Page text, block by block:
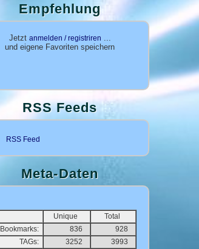
Empfehlung
Jetzt anmelden / registriren
und eigene Favoriten speichern
RSS Feeds
RSS Feed
Meta-Daten
Unique
Total
Bookmarks:
836
928
TAGs:
3252
3993